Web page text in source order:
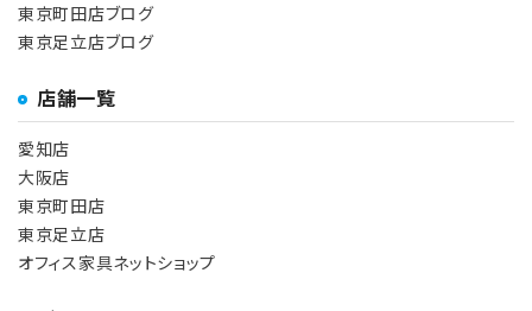
東京町田店ブログ
東京足立店ブログ
店舗一覧
愛知店
大阪店
東京町田店
東京足立店
オフィス家具ネットショップ